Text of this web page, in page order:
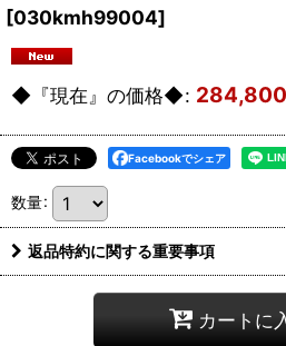
[030kmh99004]
◆『現在』の価格◆: 284,800
Facebookでシェア
数量:
返品特約に関する重要事項
カートに